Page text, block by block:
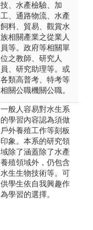
技、水產檢驗、加
工、通路物流、水產
飼料、貿易、觀賞水
族相關產業之從業人
員等。政府等相關單
位之教師、研究人
員、研究助理等。或
各類高普考、特考等
相關公職機關公職。
一般人容易對水生系
的學習內容認為須做
戶外養殖工作等刻板
印象。本系的研究領
域除了涵蓋除了水產
養殖領域外，仍包含
水生生物技術等。可
供學生依自我興趣作
為學習的選擇。